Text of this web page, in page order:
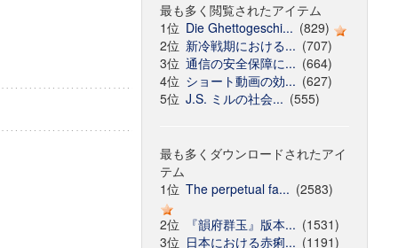
最も多く閲覧されたアイテム
1位 Die Ghettogeschi... (829)
2位 新冷戦期における... (707)
3位 通信の安全保障に... (664)
4位 ショート動画の効... (627)
5位 J.S. ミルの社会... (555)
最も多くダウンロードされたアイ
テム
1位 The perpetual fa... (2583)
2位
『韻府群玉』版本... (1531)
3位 日本における赤痢... (1191)